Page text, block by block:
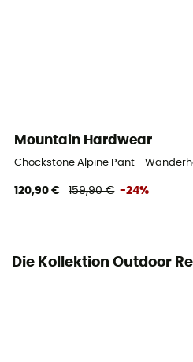
Mountain Hardwear
Chockstone Alpine Pant -
120,90 € 159,90 € -24%
Die Kollektion Outdoor